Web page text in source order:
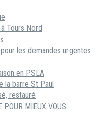
Tours Nord
les demandes urgentes
en PSLA
la barre St Paul
restauré
POUR MIEUX VOUS